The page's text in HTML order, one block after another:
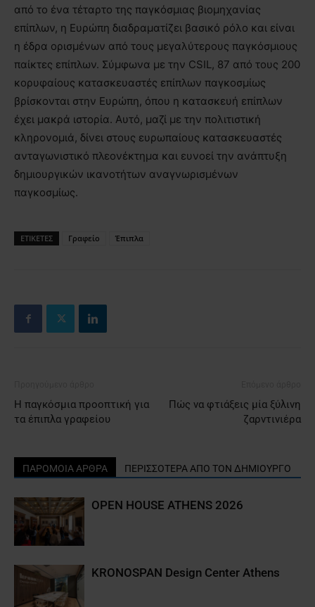
από το ένα τέταρτο της παγκόσμιας βιομηχανίας
επίπλων, η Ευρώπη διαδραματίζει βασικό ρόλο και είναι
η έδρα ορισμένων από τους μεγαλύτερους παγκόσμιους
παίκτες επίπλων. Σύμφωνα με την CSIL, 87 από τους 200
κορυφαίους κατασκευαστές επίπλων παγκοσμίως
βρίσκονται στην Ευρώπη, όπου η κατασκευή επίπλων
έχει μακρά ιστορία. Αυτό, μαζί με την πολιτιστική
κληρονομιά, δίνει στους ευρωπαίους κατασκευαστές
ανταγωνιστικό πλεονέκτημα και ευνοεί την ανάπτυξη
δημιουργικών ικανοτήτων αναγνωρισμένων
παγκοσμίως.
ΕΤΙΚΕΤΕΣ Γραφείο Έπιπλα
Η παγκόσμια προοπτική για
τα έπιπλα γραφείου
Πώς να φτιάξεις μία ξύλινη
ζαρντινιέρα
ΠΑΡΟΜΟΙΑ ΑΡΘΡΑ ΠΕΡΙΣΣΟΤΕΡΑ ΑΠΟ ΤΟΝ ΔΗΜΙΟΥΡΓΟ
OPEN HOUSE ATHENS 2026
KRONOSPAN Design Center Athens